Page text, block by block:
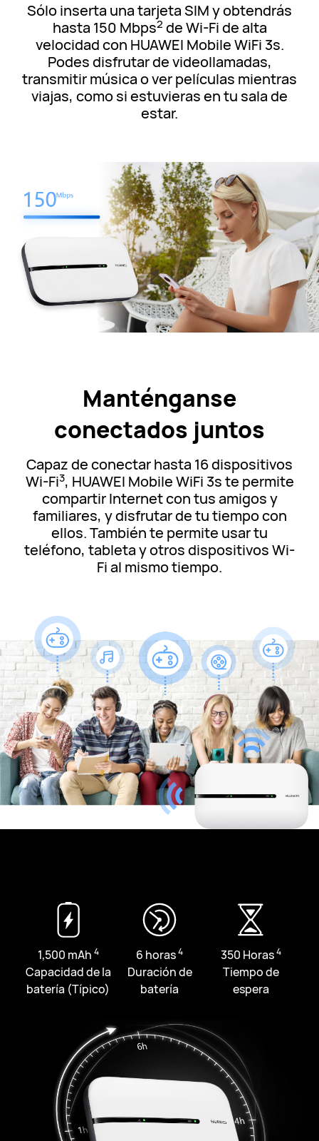
Sólo inserta una tarjeta SIM y obtendrás
hasta 150 Mbps2 de Wi-Fi de alta
velocidad con HUAWEI Mobile WiFi 3s.
Podes disfrutar de videollamadas,
transmitir música o ver películas mientras
viajas, como si estuvieras en tu sala de
estar.
Manténganse
conectados juntos
Capaz de conectar hasta 16 dispositivos
Wi-Fi3, HUAWEI Mobile WiFi 3s te permite
compartir Internet con tus amigos y
familiares, y disfrutar de tu tiempo con
ellos. También te permite usar tu
teléfono, tableta y otros dispositivos Wi-
Fi al mismo tiempo.
1,500 mAh 4
Capacidad de la
batería (Típico)
6 horas4
Duración de
batería
350 Horas 4
Tiempo de
espera